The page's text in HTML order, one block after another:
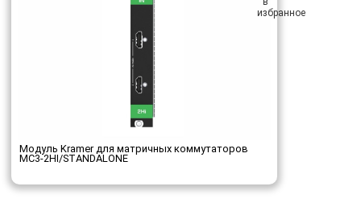
Модуль Kramer для матричных коммутаторов
MC3-2HI/STANDALONE